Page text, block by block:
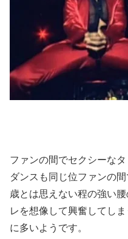
ファンの間でセクシーな
ダンスも同じ位ファンの
歳とは思えない程の強い
レを想像して興奮してし
に多いようです。